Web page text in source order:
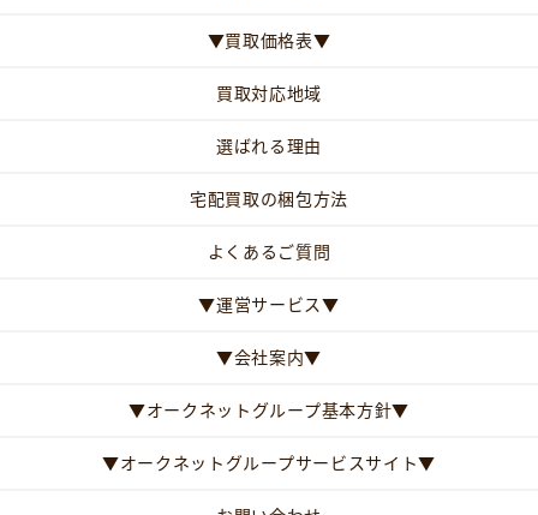
▼買取価格表▼
買取対応地域
選ばれる理由
宅配買取の梱包方法
よくあるご質問
▼運営サービス▼
▼会社案内▼
▼オークネットグループ基本方針▼
▼オークネットグループサービスサイト▼